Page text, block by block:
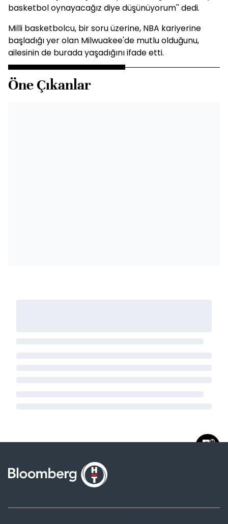
basketbol oynayacağız diye düşünüyorum'' dedi.
Milli basketbolcu, bir soru üzerine, NBA kariyerine
başladığı yer olan Milwuakee'de mutlu olduğunu,
ailesinin de burada yaşadığını ifade etti.
Öne Çıkanlar